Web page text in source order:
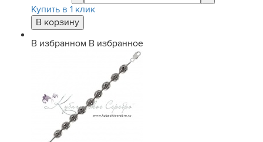
Купить в 1 клик
В избранном В избранное